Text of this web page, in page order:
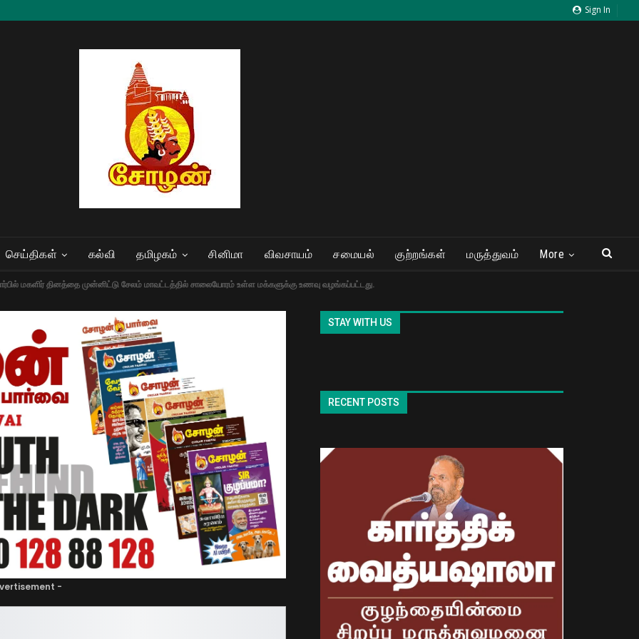
Sign In
செய்திகள் கல்வி தமிழகம் சினிமா விவசாயம் சமையல் குற்றங்கள் மருத்துவம் More
மகளிர் தினத்தை முன்னிட்டு சேலம் மாவட்டத்தில் சாலையோரம் உள்ள மக்களுக்கு உணவு வழங்கப்பட்டது.
-
STAY WITH US
RECENT POSTS